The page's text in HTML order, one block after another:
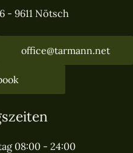
- 9611 Nötsch
office@tarmann.net
08:00 - 24:00